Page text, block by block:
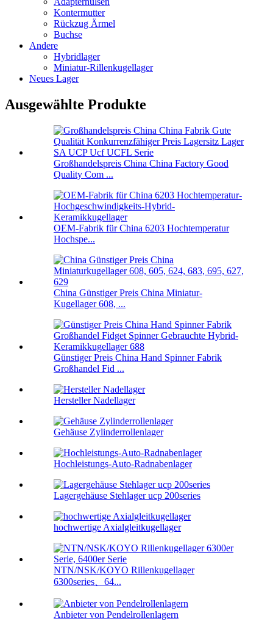
Kontermutter
Rückzug Ärmel
Buchse
Andere
Hybridlager
Miniatur-Rillenkugellager
Neues Lager
Ausgewählte Produkte
Großhandelspreis China China Factory Good
Quality Com ...
OEM-Fabrik für China 6203 Hochtemperatur
Hochspe...
China Günstiger Preis China Miniatur-
Kugellager 608, ...
Günstiger Preis China Hand Spinner Fabrik
Großhandel Fid ...
Hersteller Nadellager
Gehäuse Zylinderrollenlager
Hochleistungs-Auto-Radnabenlager
Lagergehäuse Stehlager ucp 200series
hochwertige Axialgleitkugellager
NTN/NSK/KOYO Rillenkugellager
6300series、64...
Anbieter von Pendelrollenlagern